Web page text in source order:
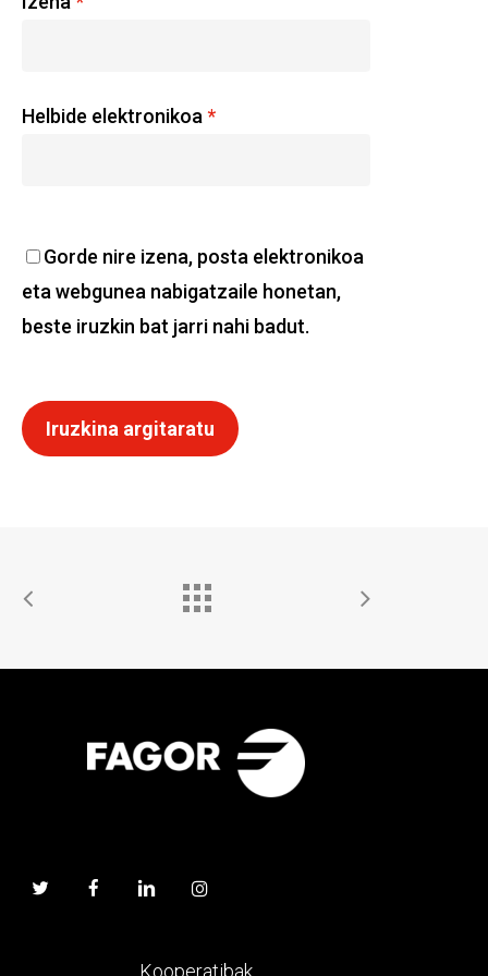
Helbide elektronikoa *
Gorde nire izena, posta elektronikoa
eta webgunea nabigatzaile honetan,
beste iruzkin bat jarri nahi badut.
Kooperatibak